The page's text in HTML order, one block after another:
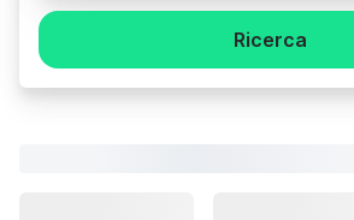
Ricerca